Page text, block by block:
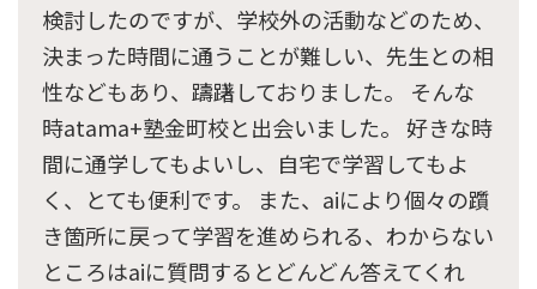
検討したのですが、学校外の活動などのため、
決まった時間に通うことが難しい、先生との相
性などもあり、躊躇しておりました。 そんな
時atama+塾金町校と出会いました。 好きな時
間に通学してもよいし、自宅で学習してもよ
く、とても便利です。 また、aiにより個々の躓
き箇所に戻って学習を進められる、わからない
ところはaiに質問するとどんどん答えてくれ